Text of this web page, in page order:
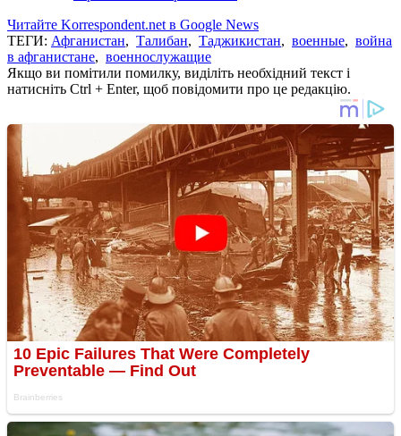
Читайте Korrespondent.net в Google News
ТЕГИ: Афганистан, Талибан, Таджикистан, военные, война
в афганистане, военнослужащие
Якщо ви помітили помилку, виділіть необхідний текст і
натисніть Ctrl + Enter, щоб повідомити про це редакцію.